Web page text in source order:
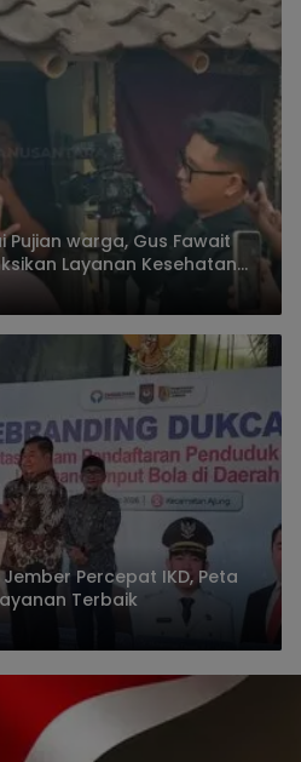
warga, Gus Fawait
Layanan Kesehatan
Percepat IKD, Peta
Terbaik